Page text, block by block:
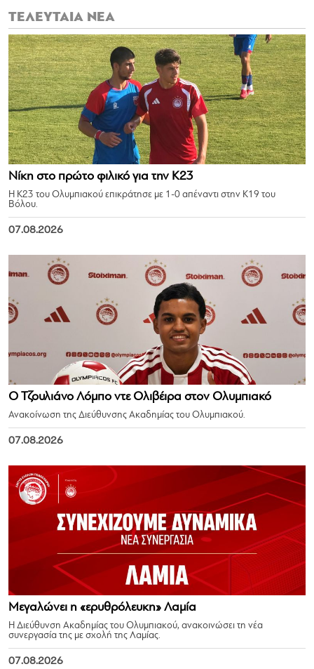
ΤΕΛΕΥΤΑΙΑ ΝΕΑ
Νίκη στο πρώτο φιλικό για την Κ23
Η Κ23 του Ολυμπιακού επικράτησε με 1-0 απέναντι στην Κ19 του
Βόλου.
07.08.2026
Ο Τζουλιάνο Λόμπο ντε Ολιβέιρα στον Ολυμπιακό
Ανακοίνωση της Διεύθυνσης Ακαδημίας του Ολυμπιακού.
07.08.2026
Μεγαλώνει η «ερυθρόλευκη» Λαμία
Η Διεύθυνση Ακαδημίας του Ολυμπιακού, ανακοινώσει τη νέα
συνεργασία της με σχολή της Λαμίας.
07.08.2026